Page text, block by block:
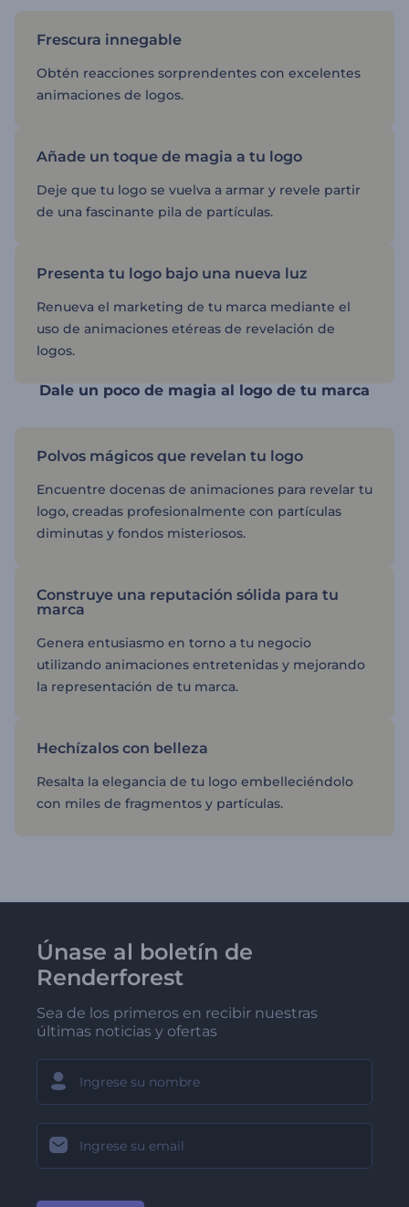
Frescura innegable
Obtén reacciones sorprendentes con excelentes
animaciones de logos.
Añade un toque de magia a tu logo
Deje que tu logo se vuelva a armar y revele partir
de una fascinante pila de partículas.
Presenta tu logo bajo una nueva luz
Renueva el marketing de tu marca mediante el
uso de animaciones etéreas de revelación de
logos.
Dale un poco de magia al logo de tu marca
Polvos mágicos que revelan tu logo
Encuentre docenas de animaciones para revelar tu
logo, creadas profesionalmente con partículas
diminutas y fondos misteriosos.
Construye una reputación sólida para tu
marca
Genera entusiasmo en torno a tu negocio
utilizando animaciones entretenidas y mejorando
la representación de tu marca.
Hechízalos con belleza
Resalta la elegancia de tu logo embelleciéndolo
con miles de fragmentos y partículas.
Únase al boletín de
Renderforest
Sea de los primeros en recibir nuestras
últimas noticias y ofertas